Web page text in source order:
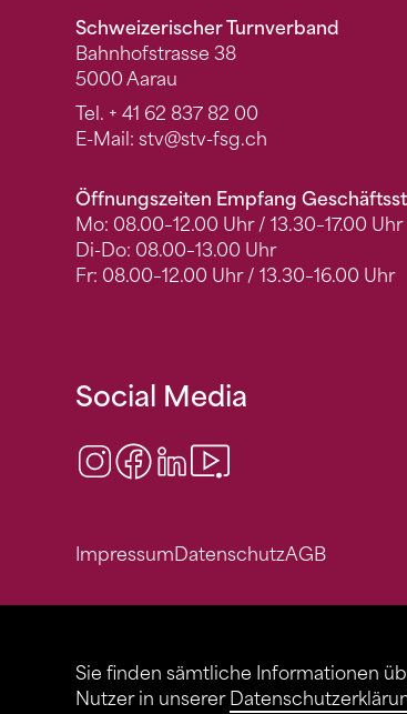
Sie finden sämtliche Informationen
Nutzer in unserer
Schweizerischer Turnverband
Bahnhofstrasse 38
5000 Aarau
Tel. + 41 62 837 82 00
E-Mail: stv@stv-fsg.ch
Öffnungszeiten Empfang
Mo: 08.00–12.00 Uhr / 13.30–17.00 Uhr
Di-Do: 08.00–13.00 Uhr
Fr: 08.00–12.00 Uhr / 13.30–16.00 Uhr
Social Media
Instagram
Facebook
LinkedIn
ImpressumDatenschutzAGB